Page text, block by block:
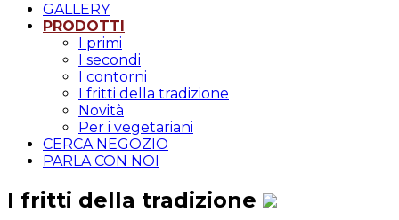
GALLERY
PRODOTTI
I primi
I secondi
I contorni
I fritti della tradizione
Novità
Per i vegetariani
CERCA NEGOZIO
PARLA CON NOI
I fritti della tradizione